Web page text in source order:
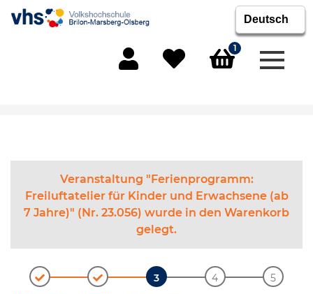
1
Veranstaltung "Ferienprogramm:
Freiluftatelier für Kinder und Erwachsene (ab
7 Jahre)" (Nr. 23.056) wurde in den Warenkorb
gelegt.